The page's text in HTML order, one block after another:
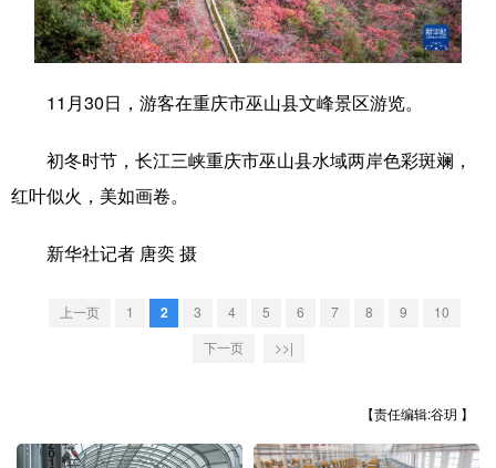
食品 人居 信息化 数字经济
彩票 娱乐 时尚 悦读
文化产业
11月30日，游客在重庆市巫山县文峰景区游览。
初冬时节，长江三峡重庆市巫山县水域两岸色彩斑斓，
红叶似火，美如画卷。
新华社记者 唐奕 摄
上一页 1 2 3 4 5 6 7 8 9 10
下一页 >>|
【责任编辑:谷玥 】